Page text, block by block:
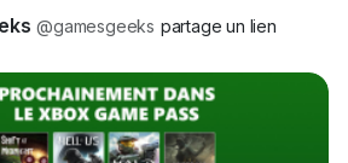
article EA Sports FC 27 – Éditions, prix
est apparu en premier sur
@gamesgeeks partage un lien